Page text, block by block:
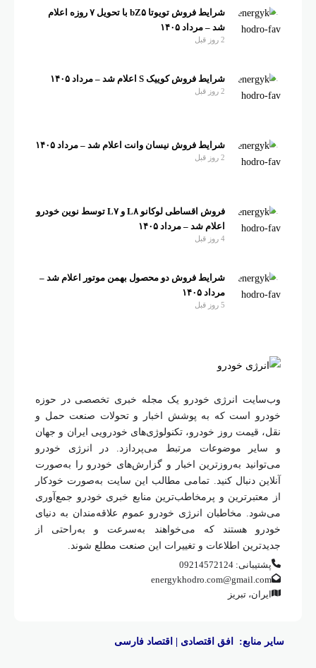
وب‌سایت انرژی خودرو یک مجله خبری تخصصی در حوزه
خودرو است که به پوشش اخبار و تحولات صنعت حمل و
نقل، قیمت روز خودرو، تکنولوژی‌های خودرویی ایران و جهان
و سایر موضوعات مرتبط می‌پردازد. در انرژی خودرو
می‌توانید به‌روزترین اخبار و گزارش‌های خودرو را به‌صورت
آنلاین دنبال کنید. تمامی مطالب این سایت به‌صورت خودکار
از معتبرترین و پرمخاطب‌ترین منابع خبری خودرو جمع‌آوری
می‌شود. مخاطبان انرژی خودرو عموم علاقه‌مندان به دنیای
خودرو هستند که می‌خواهند به‌سرعت و به‌راحتی از
جدیدترین اطلاعات و تغییرات این صنعت مطلع شوند.
پشتیبانی: 09214572124
energykhodro.com@gmail.com
ایران، تبریز
شرایط فروش تویوتا bZ۵ با تحویل ۷ روزه اعلام
شد – مرداد ۱۴۰۵
شرایط فروش کوییک S اعلام شد – مرداد ۱۴۰۵
شرایط فروش نیسان وانت اعلام شد – مرداد ۱۴۰۵
فروش اقساطی لوکانو L۸ و L۷ توسط نوین خودرو
اعلام شد – مرداد ۱۴۰۵
شرایط فروش دو محصول بهمن موتور اعلام شد –
مرداد ۱۴۰۵
سایر منابع: افق اقتصادی|اقتصاد فارسی